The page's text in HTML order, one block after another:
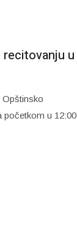
u
Opštinsko
početkom u 12:00